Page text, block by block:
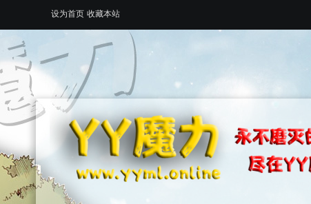
设为首页 收藏本站